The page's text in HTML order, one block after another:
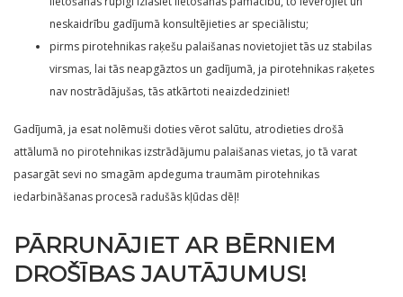
neskaidrību gadījumā konsultējieties ar speciālistu;
pirms pirotehnikas raķešu palaišanas novietojiet tās uz stabilas
virsmas, lai tās neapgāztos un gadījumā, ja pirotehnikas raķetes
nav nostrādājušas, tās atkārtoti neaizdedziniet!
Gadījumā, ja esat nolēmuši doties vērot salūtu, atrodieties drošā
attālumā no pirotehnikas izstrādājumu palaišanas vietas, jo tā varat
pasargāt sevi no smagām apdeguma traumām pirotehnikas
iedarbināšanas procesā radušās kļūdas dēļ!
PĀRRUNĀJIET AR BĒRNIEM
DROŠĪBAS JAUTĀJUMUS!